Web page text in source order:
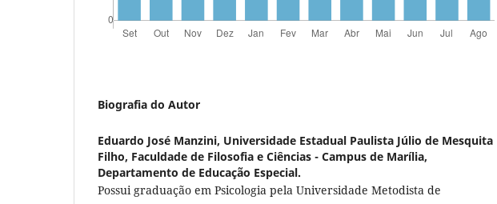
Biografia do Autor
Eduardo José Manzini, Universidade Estadual Paulista Júlio de Mesquita
Filho, Faculdade de Filosofia e Ciências - Campus de Marília,
Departamento de Educação Especial.
Possui graduação em Psicologia pela Universidade Metodista de